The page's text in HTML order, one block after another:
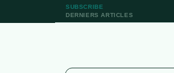
SUBSCRIBE
DERNIERS ARTICLES